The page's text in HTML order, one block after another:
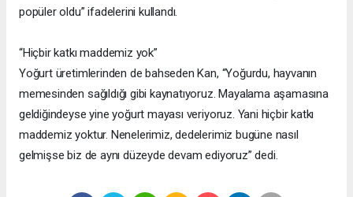
popüler oldu” ifadelerini kullandı.
“Hiçbir katkı maddemiz yok”
Yoğurt üretimlerinden de bahseden Kan, “Yoğurdu, hayvanın
memesinden sağıldığı gibi kaynatıyoruz. Mayalama aşamasına
geldiğindeyse yine yoğurt mayası veriyoruz. Yani hiçbir katkı
maddemiz yoktur. Nenelerimiz, dedelerimiz bugüne nasıl
gelmişse biz de aynı düzeyde devam ediyoruz” dedi.